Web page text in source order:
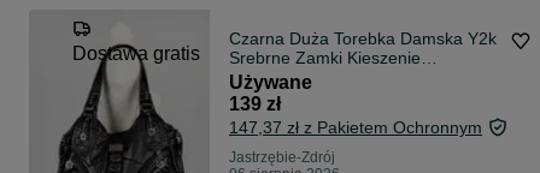
Dostawa gratis
Czarna Duża Torebka Damska Y2k
Srebrne Zamki Kieszenie
Dodatkowy Pasek Pojemna
Shopper + Bransoletka Gratis
Używane
139 zł
147,37 zł z Pakietem Ochronnym
Jastrzębie-Zdrój